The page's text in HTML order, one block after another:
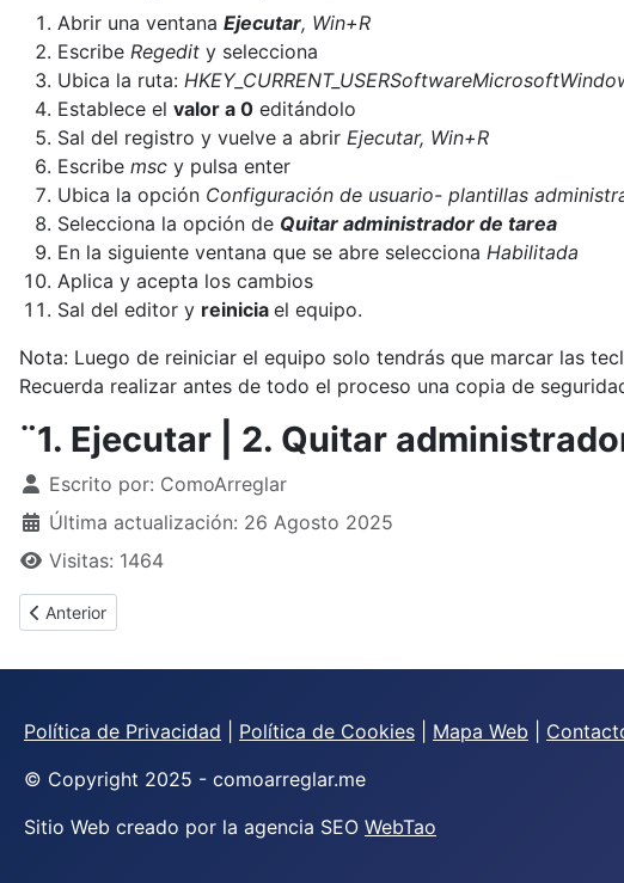
Abrir una ventana Ejecutar, Win+R
Escribe Regedit y selecciona
Ubica la ruta:
Establece el valor a 0 editándolo
Sal del registro y vuelve a abrir Ejecutar, Win+R
Escribe msc y pulsa enter
Ubica la opción Configuración de usuario- plantillas
Selecciona la opción de Quitar administrador de tarea
En la siguiente ventana que se abre selecciona Habilitada
Aplica y acepta los cambios
Sal del editor y reinicia el equipo.
Nota: Luego de reiniciar el equipo solo tendrás que marcar las
Recuerda realizar antes de todo el proceso una copia de
¨1. Ejecutar | 2. Quitar
Detalles
Escrito por: ComoArreglar
Última actualización: 26 Agosto 2025
Visitas: 1464
Artículo anterior: ¿Cómo arreglar las aceitunas gordales?
Anterior
Política de Privacidad Política de Cookies Mapa Web
© Copyright 2025 - comoarreglar.me
Sitio Web creado por la agencia SEO WebTao